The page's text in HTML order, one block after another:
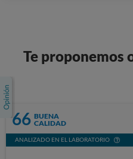
Te proponemos
66 BUENA
CALIDAD
ANALIZADO EN EL LABORATORIO